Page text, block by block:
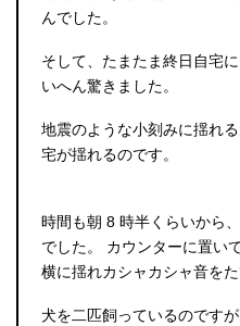
んでした。
そして、たまたま終日自宅
いへん驚きました。
地震のような小刻みに揺れ
宅が揺れるのです。
時間も朝 8 時半くらいから
でした。 カウンターに置い
横に揺れカシャカシャ音を
犬を二匹飼っているのです